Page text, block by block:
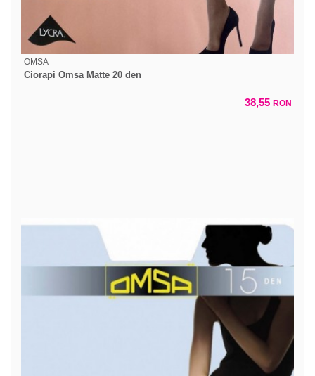
OMSA
Ciorapi Omsa Matte 20 den
38,55 RON